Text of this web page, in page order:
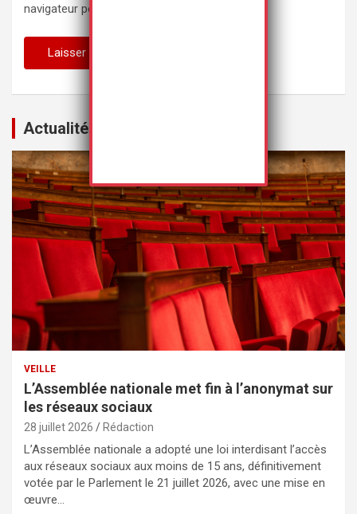
navigateur pour mon prochain commentaire.
Actualités
VEILLE
L’Assemblée nationale met fin à l’anonymat sur
les réseaux sociaux
28 juillet 2026 Rédaction
L’Assemblée nationale a adopté une loi interdisant l’accès
aux réseaux sociaux aux moins de 15 ans, définitivement
votée par le Parlement le 21 juillet 2026, avec une mise en
œuvre…